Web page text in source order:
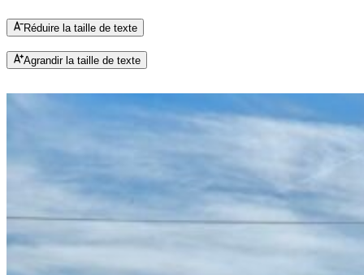
Réduire la taille de texte
Agrandir la taille de texte